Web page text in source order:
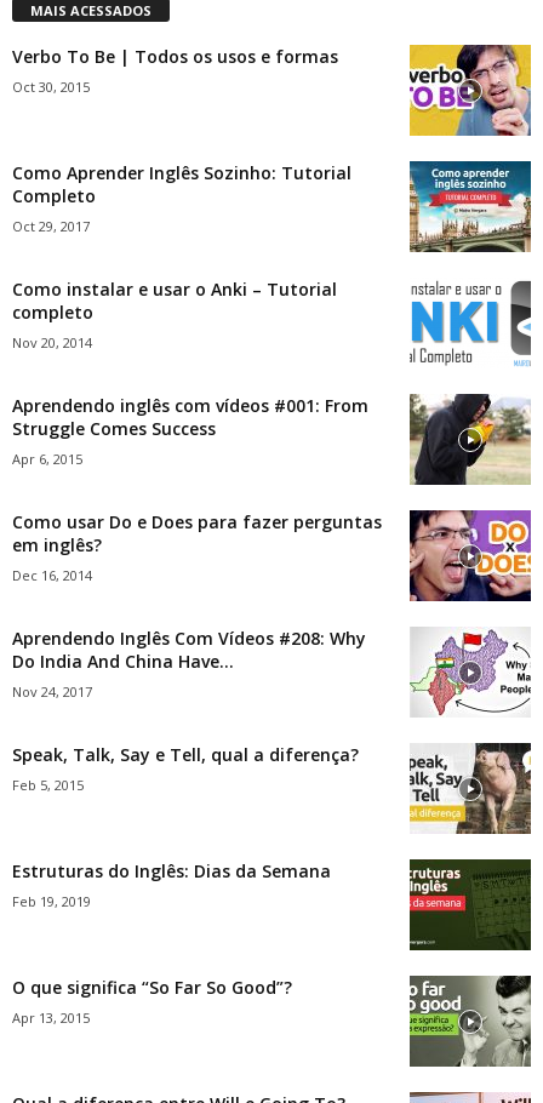
MAIS ACESSADOS
Verbo To Be | Todos os usos e formas
Oct 30, 2015
Como Aprender Inglês Sozinho: Tutorial
Completo
Oct 29, 2017
Como instalar e usar o Anki – Tutorial
completo
Nov 20, 2014
Aprendendo inglês com vídeos #001: From
Struggle Comes Success
Apr 6, 2015
Como usar Do e Does para fazer perguntas
em inglês?
Dec 16, 2014
Aprendendo Inglês Com Vídeos #208: Why
Do India And China Have...
Nov 24, 2017
Speak, Talk, Say e Tell, qual a diferença?
Feb 5, 2015
Estruturas do Inglês: Dias da Semana
Feb 19, 2019
O que significa “So Far So Good”?
Apr 13, 2015